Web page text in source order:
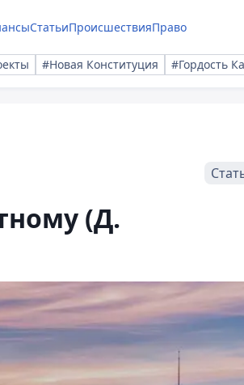
СтатьиПроисшествияПраво
#Новая Конституция #Гордость
(Д.